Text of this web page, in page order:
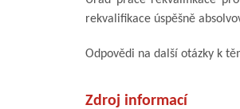
rekvalifikace úspěšně
Odpovědi na další otázky k
Zdroj informací